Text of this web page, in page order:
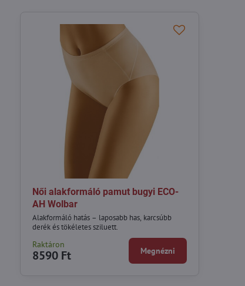
Női alakformáló pamut bugyi ECO-
AH Wolbar
Alakformáló hatás – laposabb has, karcsúbb
derék és tökéletes sziluett.
Raktáron
8590 Ft Megnézni